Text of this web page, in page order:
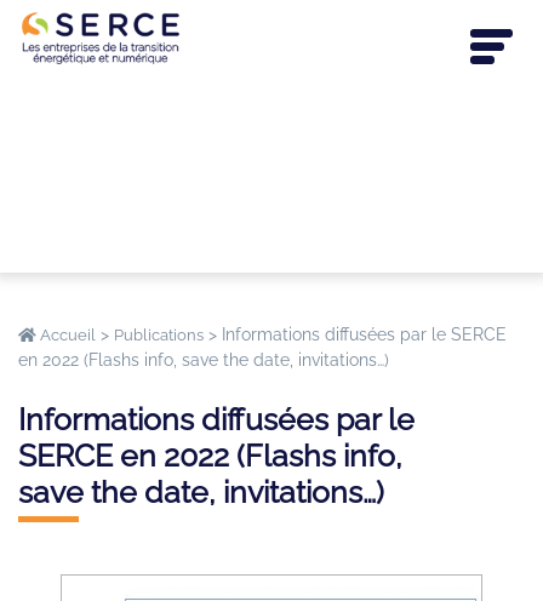
Accueil > Publications > Informations diffusées par le SERCE
en 2022 (Flashs info, save the date, invitations…)
Informations diffusées par le
SERCE en 2022 (Flashs info,
save the date, invitations…)